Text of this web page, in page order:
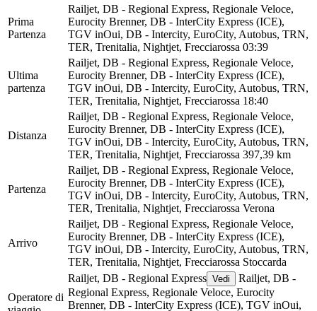
Prima
Partenza
Railjet, DB - Regional Express, Regionale Veloce,
Eurocity Brenner, DB - InterCity Express (ICE),
TGV inOui, DB - Intercity, EuroCity, Autobus, TRN,
TER, Trenitalia, Nightjet, Frecciarossa 03:39
Ultima
partenza
Railjet, DB - Regional Express, Regionale Veloce,
Eurocity Brenner, DB - InterCity Express (ICE),
TGV inOui, DB - Intercity, EuroCity, Autobus, TRN,
TER, Trenitalia, Nightjet, Frecciarossa 18:40
Distanza
Railjet, DB - Regional Express, Regionale Veloce,
Eurocity Brenner, DB - InterCity Express (ICE),
TGV inOui, DB - Intercity, EuroCity, Autobus, TRN,
TER, Trenitalia, Nightjet, Frecciarossa 397,39 km
Partenza
Railjet, DB - Regional Express, Regionale Veloce,
Eurocity Brenner, DB - InterCity Express (ICE),
TGV inOui, DB - Intercity, EuroCity, Autobus, TRN,
TER, Trenitalia, Nightjet, Frecciarossa Verona
Arrivo
Railjet, DB - Regional Express, Regionale Veloce,
Eurocity Brenner, DB - InterCity Express (ICE),
TGV inOui, DB - Intercity, EuroCity, Autobus, TRN,
TER, Trenitalia, Nightjet, Frecciarossa Stoccarda
Operatore di
Railjet, DB - Regional Express Vedi
Railjet, DB -
Regional Express, Regionale Veloce, Eurocity
Brenner, DB - InterCity Express (ICE), TGV inOui,